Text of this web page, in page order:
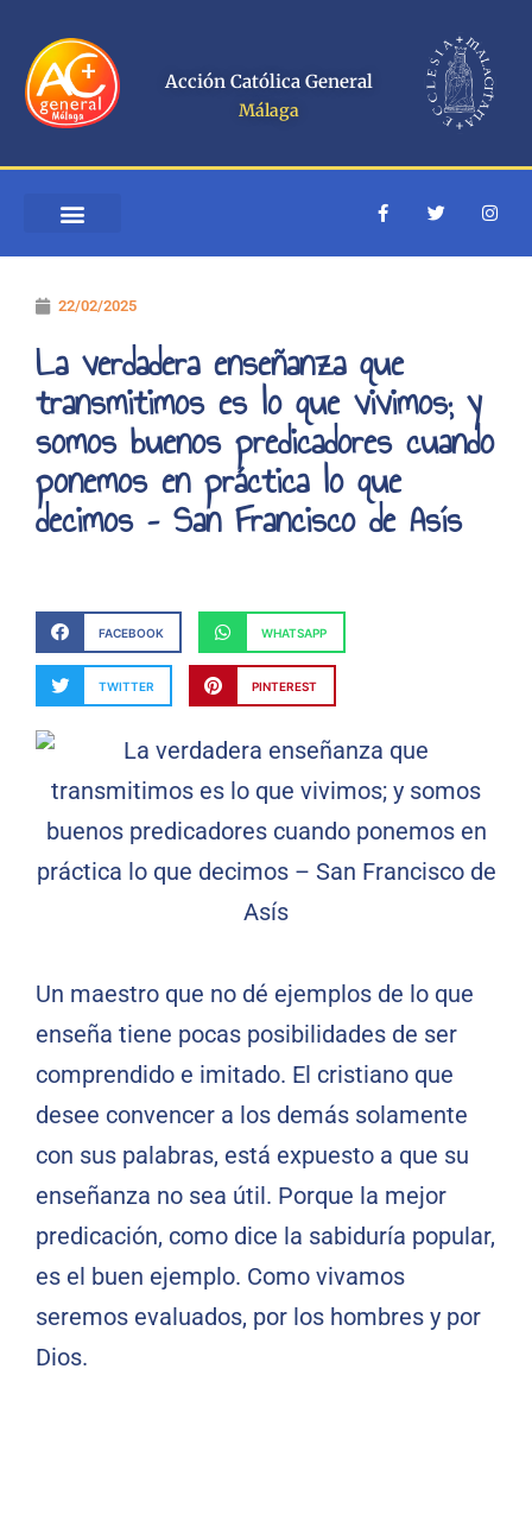
contenido
Acción Católica General
Málaga
F
a
e
f
T
w
t
I
n
t
22/02/2025
La verdadera enseñanza que
transmitimos es lo que vivimos; y
somos buenos predicadores cuando
ponemos en práctica lo que
decimos – San Francisco de Asís
FACEBOOK WHATSAPP
TWITTER PINTEREST
Un maestro que no dé ejemplos de lo que
enseña tiene pocas posibilidades de ser
comprendido e imitado. El cristiano que
desee convencer a los demás solamente
con sus palabras, está expuesto a que su
enseñanza no sea útil. Porque la mejor
predicación, como dice la sabiduría popular,
es el buen ejemplo. Como vivamos
seremos evaluados, por los hombres y por
Dios.